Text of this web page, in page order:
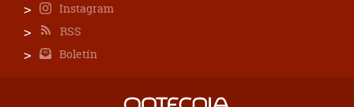
Instagram
RSS
Boletín